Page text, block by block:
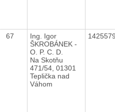
67
Ing. Igor
ŠKROBÁNEK -
O. P. C. D.
Na Skotňu
471/54, 01301
Teplička nad
Váhom